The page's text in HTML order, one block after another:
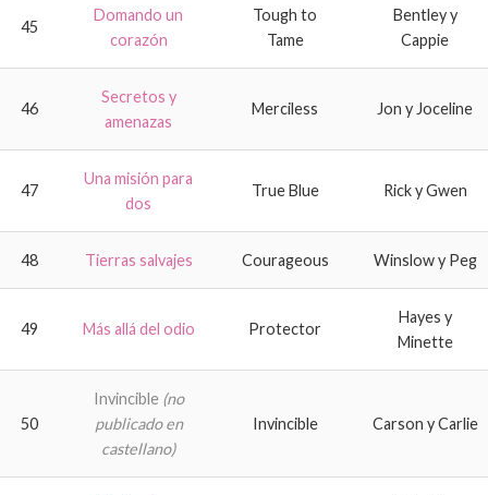
45
Domando un
corazón
Tough to
Tame
Bentley y
Cappie
46
Secretos y
amenazas
Merciless Jon y Joceline
47
Una misión para
dos
True Blue Rick y Gwen
48 Tierras salvajes Courageous Winslow y Peg
49 Más allá del odio Protector
Hayes y
Minette
50
Invincible (no
publicado en
castellano)
Invincible Carson y Carlie